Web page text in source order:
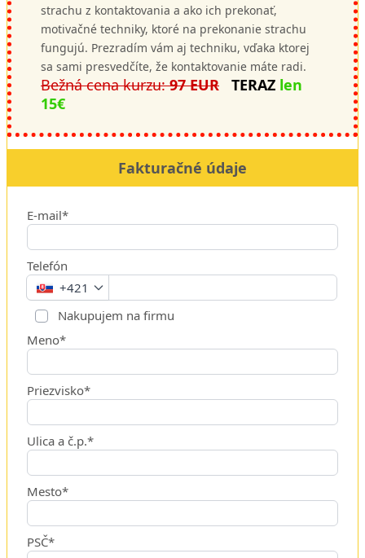
strachu z kontaktovania a ako ich prekonať,
motivačné techniky, ktoré na prekonanie strachu
fungujú. Prezradím vám aj techniku, vďaka ktorej
sa sami presvedčíte, že kontaktovanie máte radi.
Bežná cena kurzu:97 EUR TERAZ len
15€
Fakturačné údaje
E-mail*
Telefón
+421
Nakupujem na firmu
Meno*
Priezvisko*
Ulica a č.p.*
Mesto*
PSČ*